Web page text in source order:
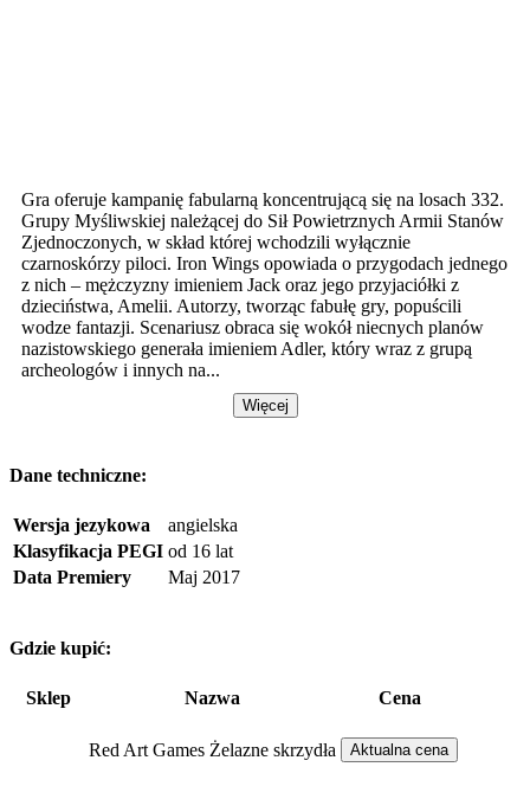
Gra oferuje kampanię fabularną koncentrującą się na losach 332.
Grupy Myśliwskiej należącej do Sił Powietrznych Armii Stanów
Zjednoczonych, w skład której wchodzili wyłącznie
czarnoskórzy piloci. Iron Wings opowiada o przygodach jednego
z nich – mężczyzny imieniem Jack oraz jego przyjaciółki z
dzieciństwa, Amelii. Autorzy, tworząc fabułę gry, popuścili
wodze fantazji. Scenariusz obraca się wokół niecnych planów
nazistowskiego generała imieniem Adler, który wraz z grupą
archeologów i innych na...
Więcej
Dane techniczne:
Wersja jezykowa
angielska
Klasyfikacja PEGI od 16 lat
Data Premiery
Maj 2017
Gdzie kupić:
Sklep Nazwa Cena
Red Art Games Żelazne skrzydła Aktualna cena